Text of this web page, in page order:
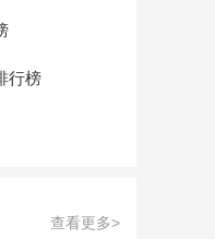
行榜
查看更多>